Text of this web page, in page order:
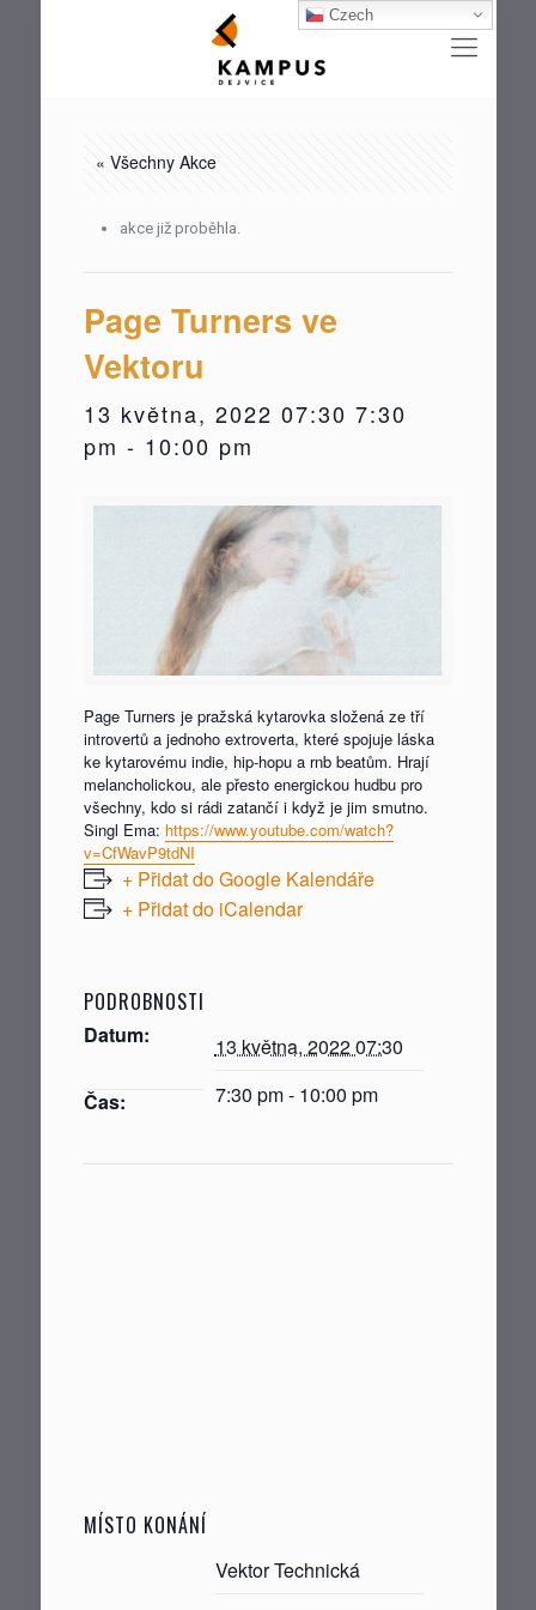
« Všechny Akce
akce již proběhla.
Page Turners ve
Vektoru
13 května, 2022 07:30 7:30
pm - 10:00 pm
Page Turners je pražská kytarovka složená ze tří
introvertů a jednoho extroverta, které spojuje láska
ke kytarovému indie, hip-hopu a rnb beatům. Hrají
melancholickou, ale přesto energickou hudbu pro
všechny, kdo si rádi zatančí i když je jim smutno.
Singl Ema: https://www.youtube.com/watch?
v=CfWavP9tdNI
+ Přidat do Google Kalendáře
+ Přidat do iCalendar
PODROBNOSTI
Datum:
13 května, 2022 07:30
Čas:
7:30 pm - 10:00 pm
MÍSTO KONÁNÍ
Vektor Technická
Czech